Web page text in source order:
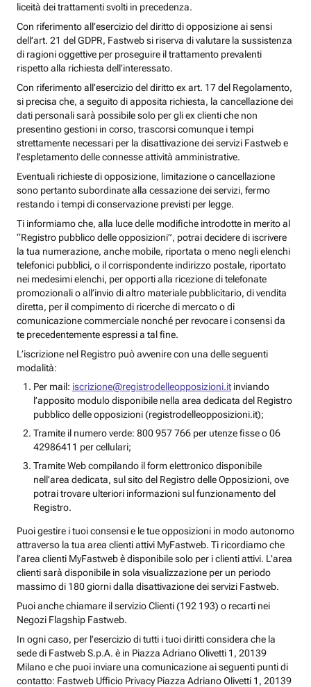
liceità dei trattamenti svolti in precedenza.
Con riferimento all’esercizio del diritto di opposizione ai sensi
dell’art. 21 del GDPR, Fastweb si riserva di valutare la sussistenza
di ragioni oggettive per proseguire il trattamento prevalenti
rispetto alla richiesta dell’interessato.
Con riferimento all’esercizio del diritto ex art. 17 del Regolamento,
si precisa che, a seguito di apposita richiesta, la cancellazione dei
dati personali sarà possibile solo per gli ex clienti che non
presentino gestioni in corso, trascorsi comunque i tempi
strettamente necessari per la disattivazione dei servizi Fastweb e
l’espletamento delle connesse attività amministrative.
Eventuali richieste di opposizione, limitazione o cancellazione
sono pertanto subordinate alla cessazione dei servizi, fermo
restando i tempi di conservazione previsti per legge.
Ti informiamo che, alla luce delle modifiche introdotte in merito al
“Registro pubblico delle opposizioni”, potrai decidere di iscrivere
la tua numerazione, anche mobile, riportata o meno negli elenchi
telefonici pubblici, o il corrispondente indirizzo postale, riportato
nei medesimi elenchi, per opporti alla ricezione di telefonate
promozionali o all’invio di altro materiale pubblicitario, di vendita
diretta, per il compimento di ricerche di mercato o di
comunicazione commerciale nonché per revocare i consensi da
te precedentemente espressi a tal fine.
L’iscrizione nel Registro può avvenire con una delle seguenti
modalità:
Per mail: iscrizione@registrodelleopposizioni.it inviando
l’apposito modulo disponibile nella area dedicata del Registro
pubblico delle opposizioni (registrodelleopposizioni.it);
Tramite il numero verde: 800 957 766 per utenze fisse o 06
42986411 per cellulari;
Tramite Web compilando il form elettronico disponibile
nell’area dedicata, sul sito del Registro delle Opposizioni, ove
potrai trovare ulteriori informazioni sul funzionamento del
Registro.
Puoi gestire i tuoi consensi e le tue opposizioni in modo autonomo
attraverso la tua area clienti attivi MyFastweb. Ti ricordiamo che
l’area clienti MyFastweb è disponibile solo per i clienti attivi. L’area
clienti sarà disponibile in sola visualizzazione per un periodo
massimo di 180 giorni dalla disattivazione dei servizi Fastweb.
Puoi anche chiamare il servizio Clienti (192 193) o recarti nei
Negozi Flagship Fastweb.
In ogni caso, per l’esercizio di tutti i tuoi diritti considera che la
sede di Fastweb S.p.A. è in Piazza Adriano Olivetti 1, 20139
Milano e che puoi inviare una comunicazione ai seguenti punti di
contatto: Fastweb Ufficio Privacy Piazza Adriano Olivetti 1, 20139